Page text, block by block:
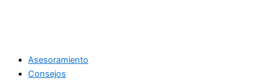
Asesoramiento
Consejos